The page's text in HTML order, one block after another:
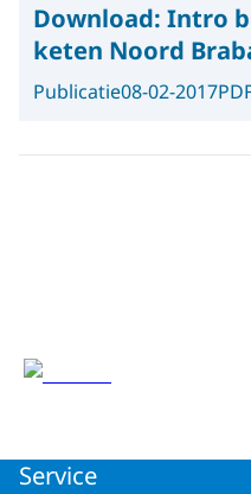
Download: Intro
keten Noord
Publicatie08-02-2017
Service